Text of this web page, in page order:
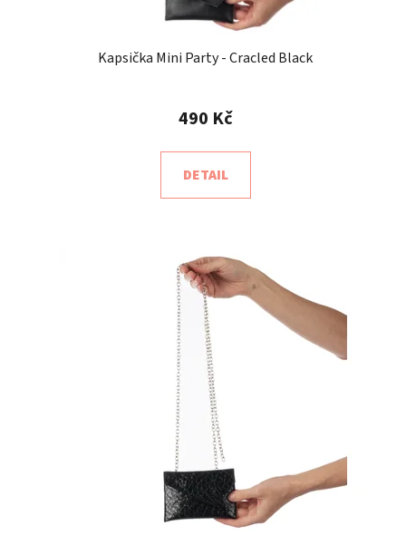
Kapsička Mini Party - Cracled Black
490 Kč
DETAIL